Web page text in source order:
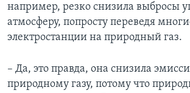
например, резко снизила выбросы
атмосферу, попросту переведя
электростанции на природный газ.
– Да, это правда, она снизила
природному газу, потому что